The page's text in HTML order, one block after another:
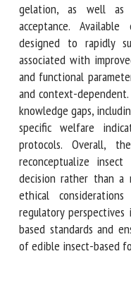
insects. Existing
influence protein
antioxidant retention,
emulsification and
and consumer
methods designed to
may be associated
nutritional and
remain species- and
further highlights major
of species- and life-
standardized
support the need to
strategic upstream
step. Integrating